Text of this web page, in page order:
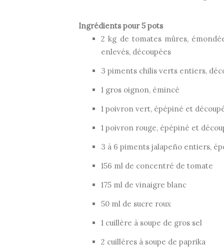
Ingrédients pour 5 pots
2 kg de tomates mûres,
enlevés, découpées
3 piments chilis verts entiers,
1 gros oignon, émincé
1 poivron vert, épépiné et
1 poivron rouge, épépiné et
3 à 6 piments jalapeño entiers,
156 ml de concentré de tomate
175 ml de vinaigre blanc
50 ml de sucre roux
1 cuillère à soupe de gros sel
2 cuillères à soupe de paprika